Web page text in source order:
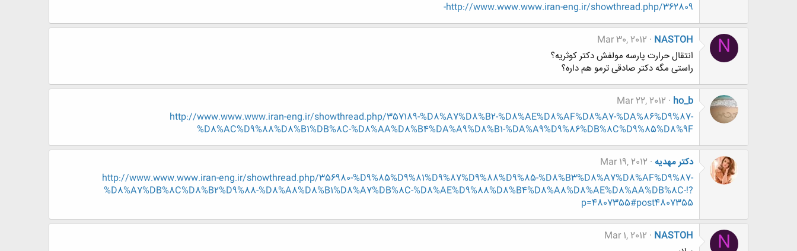
http://www.www.www.iran-eng.ir/showthread.php/362809-
N
NASTOH
Mar 30, 2012
انتقال حرارت پارسه مولفش دکتر کوثریه؟
راستی مگه دکتر صادقی ترمو هم داره؟
ho_b
Mar 22, 2012
http://www.www.www.iran-eng.ir/showthread.php/357189-%D8%A7%D8%B2-%D8%AE%D8%AF%D8%A7-%DA%86%D9%87-
%D8%AC%D9%88%D8%B1%DB%8C-%D8%AA%D8%B4%DA%A9%D8%B1-%DA%A9%D9%86%DB%8C%D9%85%D8%9F
دکتر مهدیه Mar 19, 2012
http://www.www.www.iran-eng.ir/showthread.php/356980-%D9%85%D9%81%D9%87%D9%88%D9%85-%D8%B3%D8%A7%D8%AF%D9%87-
%D8%A7%DB%8C%D8%B2%D9%88-%D8%A8%D8%B1%D8%A7%DB%8C-%D8%AE%D9%88%D8%B4%D8%A8%D8%AE%D8%AA%DB%8C-!?
p=4807355#post4807355
N
NASTOH
Mar 1, 2012